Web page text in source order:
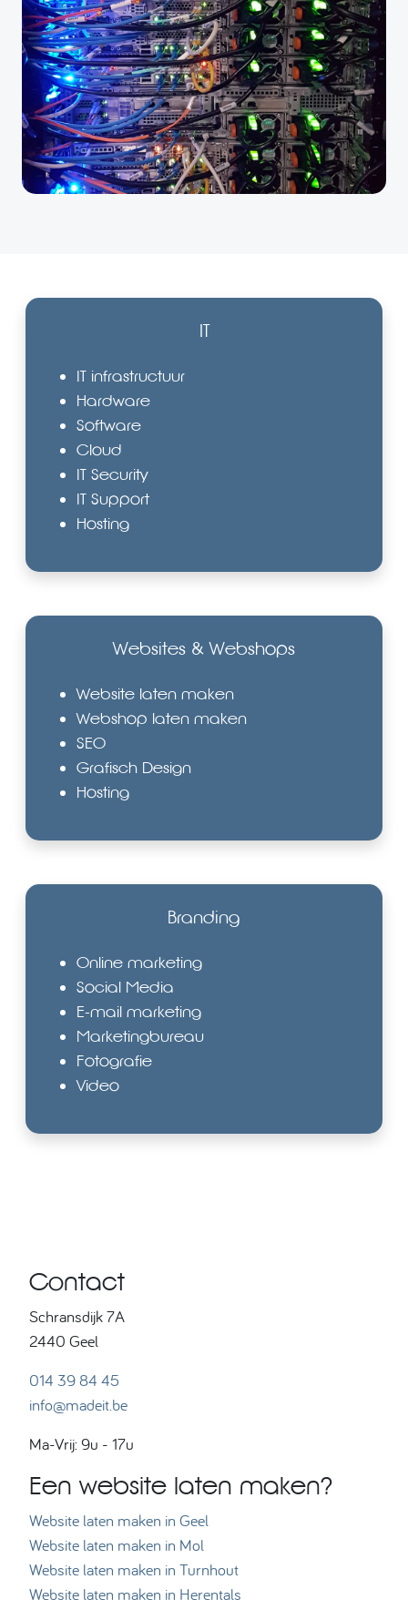
IT
IT infrastructuur
Hardware
Software
Cloud
IT Security
IT Support
Hosting
Websites & Webshops
Website laten maken
Webshop laten maken
SEO
Grafisch Design
Hosting
Branding
Online marketing
Social Media
E-mail marketing
Marketingbureau
Fotografie
Video
Contact
Schransdijk 7A
2440 Geel
014 39 84 45
info@madeit.be
Ma-Vrij: 9u - 17u
Een website laten maken?
Website laten maken in Geel
Website laten maken in Mol
Website laten maken in Turnhout
Website laten maken in Herentals